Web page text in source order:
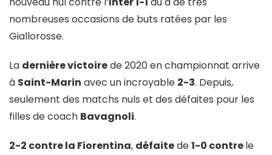
nombreuses occasions de buts ratées par les
Giallorosse.
La dernière victoirede 2020 en championnat arrive
à Saint-Marin avec un incroyable 2-3. Depuis,
seulement des matchs nuls et des défaites pour les
filles de coach Bavagnoli.
2-2 contre la Fiorentina, défaitede1-0 contrele